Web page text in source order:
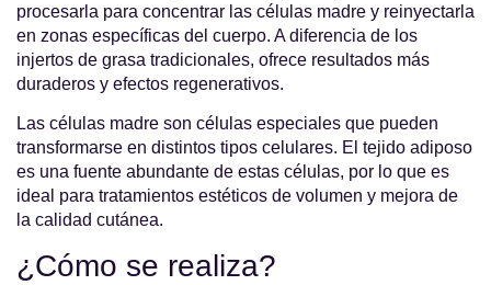
procesarla para concentrar las células madre y reinyectarla
en zonas específicas del cuerpo. A diferencia de los
injertos de grasa tradicionales, ofrece resultados más
duraderos y efectos regenerativos.
Las células madre son células especiales que pueden
transformarse en distintos tipos celulares. El tejido adiposo
es una fuente abundante de estas células, por lo que es
ideal para tratamientos estéticos de volumen y mejora de
la calidad cutánea.
¿Cómo se realiza?